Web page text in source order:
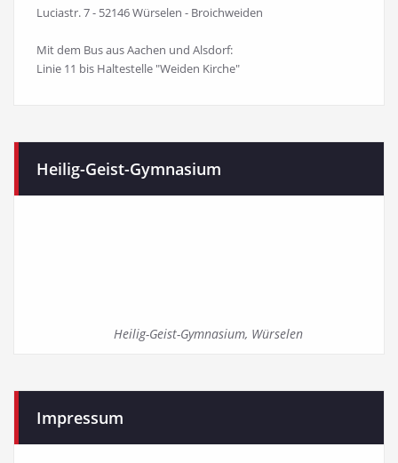
Luciastr. 7 - 52146 Würselen - Broichweiden
Mit dem Bus aus Aachen und Alsdorf:
Linie 11 bis Haltestelle "Weiden Kirche"
Heilig-Geist-Gymnasium
Heilig-Geist-Gymnasium, Würselen
Impressum